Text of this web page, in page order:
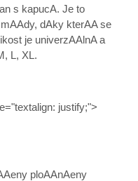
s kapucA. Je to
dAky kterAA se
je univerzAAlnA a
L, XL.
justify;">
ploAAnAeny